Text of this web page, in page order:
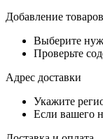
Добавление товаров
Выберите
Проверьте
Адрес доставки
Укажите
Если вашего